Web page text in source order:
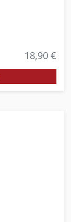
18,90 €